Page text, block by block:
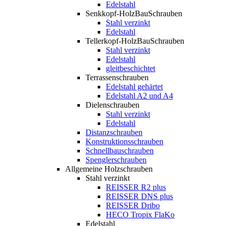
Edelstahl
Senkkopf-HolzBauSchrauben
Stahl verzinkt
Edelstahl
Tellerkopf-HolzBauSchrauben
Stahl verzinkt
Edelstahl
gleitbeschichtet
Terrassenschrauben
Edelstahl gehärtet
Edelstahl A2 und A4
Dielenschrauben
Stahl verzinkt
Edelstahl
Distanzschrauben
Konstruktionsschrauben
Schnellbauschrauben
Spenglerschrauben
Allgemeine Holzschrauben
Stahl verzinkt
REISSER R2 plus
REISSER DNS plus
REISSER Dribo
HECO Tropix FlaKo
Edelstahl